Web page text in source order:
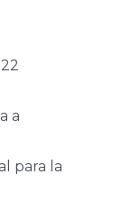
a
para la